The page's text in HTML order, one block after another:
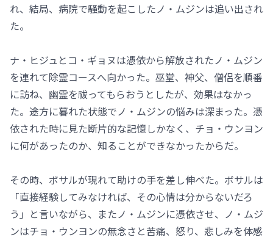
れ、結局、病院で騒動を起こしたノ・ムジンは追い出され
た。
ナ・ヒジュとコ・ギョヌは憑依から解放されたノ・ムジン
を連れて除霊コースへ向かった。巫堂、神父、僧侶を順番
に訪ね、幽霊を祓ってもらおうとしたが、効果はなかっ
た。途方に暮れた状態でノ・ムジンの悩みは深まった。憑
依された時に見た断片的な記憶しかなく、チョ・ウンヨン
に何があったのか、知ることができなかったからだ。
その時、ボサルが現れて助けの手を差し伸べた。ボサルは
「直接経験してみなければ、その心情は分からないだろ
う」と言いながら、またノ・ムジンに憑依させ、ノ・ムジ
ンはチョ・ウンヨンの無念さと苦痛、怒り、悲しみを体感